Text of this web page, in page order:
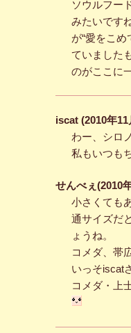
ソウルフー
みたいです
が“愛をこめ
ていました
のがここに
iscat (2010年
わー、シロ
私もいつも
せんべぇ(2010
小さくても
通サイズだ
ょうね。
コメダ、帯
いっそiscat
コメダ・上